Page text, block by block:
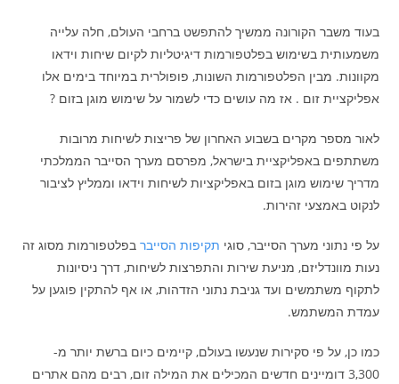
בעוד משבר הקורונה ממשיך להתפשט ברחבי העולם, חלה עלייה
משמעותית בשימוש בפלטפורמות דיגיטליות לקיום שיחות וידאו
מקוונות. מבין הפלטפורמות השונות, פופולרית במיוחד בימים אלו
אפליקציית זום . אז מה עושים כדי לשמור על שימוש מוגן בזום ?
לאור מספר מקרים בשבוע האחרון של פריצות לשיחות מרובות
משתתפים באפליקציית בישראל, מפרסם מערך הסייבר הממלכתי
מדריך שימוש מוגן בזום באפליקציות לשיחות וידאו וממליץ לציבור
לנקוט באמצעי זהירות.
על פי נתוני מערך הסייבר, סוגי תקיפות הסייבר בפלטפורמות מסוג זה
נעות מוונדליזם, מניעת שירות והתפרצות לשיחות, דרך ניסיונות
לתקוף משתמשים ועד גניבת נתוני הזדהות, או אף להתקין פוגען על
עמדת המשתמש.
כמו כן, על פי סקירות שנעשו בעולם, קיימים כיום ברשת יותר מ-
3,300 דומיינים חדשים המכילים את המילה זום, רבים מהם אתרים